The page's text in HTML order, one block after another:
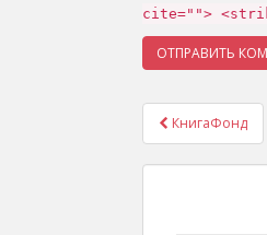
cite="">
КнигаФонд